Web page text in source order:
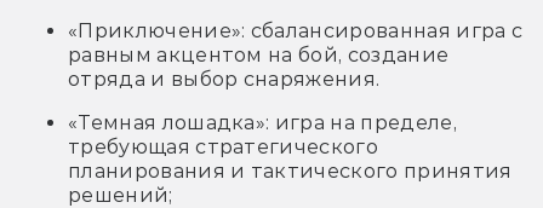
«Приключение»: сбалансированная игра с
равным акцентом на бой, создание
отряда и выбор снаряжения.
«Темная лошадка»: игра на пределе,
требующая стратегического
планирования и тактического принятия
решений;